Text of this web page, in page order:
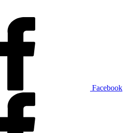
Facebook